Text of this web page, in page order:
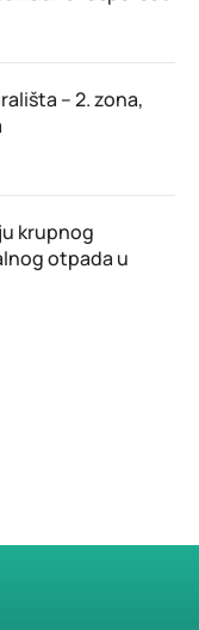
– 2. zona,
krupnog
otpada u